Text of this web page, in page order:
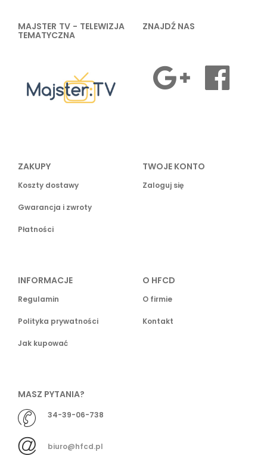
MAJSTER TV - TELEWIZJA
TEMATYCZNA
ZNAJDŹ NAS
ZAKUPY
Koszty dostawy
Gwarancja i zwroty
Płatności
TWOJE KONTO
Zaloguj się
INFORMACJE
Regulamin
Polityka prywatności
Jak kupować
O HFCD
O firmie
Kontakt
MASZ PYTANIA?
34-39-06-738
biuro@hfcd.pl